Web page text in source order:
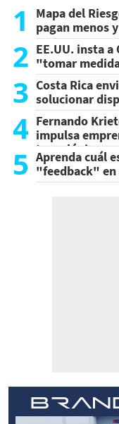
1
Mapa del
pagan menos
2 EE.UU. insta a
"tomar
3 Costa Rica
solucionar
4 Fernando
impulsa
tecnológicos
5 Aprenda cuál
"feedback"